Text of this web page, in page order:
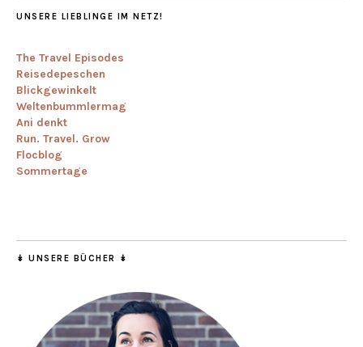
UNSERE LIEBLINGE IM NETZ!
The Travel Episodes
Reisedepeschen
Blickgewinkelt
Weltenbummlermag
Ani denkt
Run. Travel. Grow
Flocblog
Sommertage
↡ UNSERE BÜCHER ↡